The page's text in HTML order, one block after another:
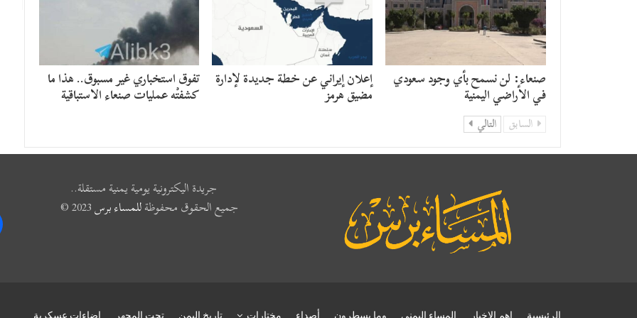
صنعاء: لن نسمح بأي وجود سعودي
في الأراضي اليمنية
إعلان إيراني عن خطة جديدة لإدارة
مضيق هرمز
تفوق استخباري غير مسبوق.. هذا ما
كشفتْه عمليات صنعاء الاستباقية
السابق التالي
جريدة اليكترونية يومية يمنية مستقلة..
جميع الحقوق محفوظةللمساء برس
الرئيسية اهم الاخبار المساء اليمني وما يسطرون أصداء مختارات تاريخ اليمن تحت المجهر إضاءات عسكرية